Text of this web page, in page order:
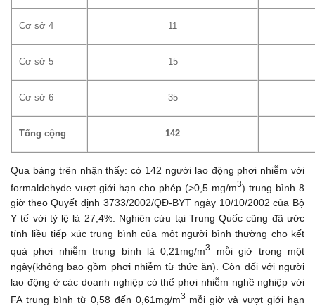
Cơ sở 4 11
Cơ sở 5 15
Cơ sở 6 35
Tổng cộng 142
Qua bảng trên nhận thấy: có 142 người lao động phơi nhiễm với
formaldehyde vượt giới hạn cho phép (>0,5 mg/m3) trung bình 8
giờ theo Quyết định 3733/2002/QĐ-BYT ngày 10/10/2002 của Bộ
Y tế với tỷ lệ là 27,4%. Nghiên cứu tại Trung Quốc cũng đã ước
tính liều tiếp xúc trung bình của một người bình thường cho kết
quả phơi nhiễm trung bình là 0,21mg/m3
mỗi giờ trong một
ngày(không bao gồm phơi nhiễm từ thức ăn). Còn đối với người
lao động ở các doanh nghiệp có thể phơi nhiễm nghề nghiệp với
FA trung bình từ 0,58 đến 0,61mg/m3 mỗi giờ và vượt giới hạn